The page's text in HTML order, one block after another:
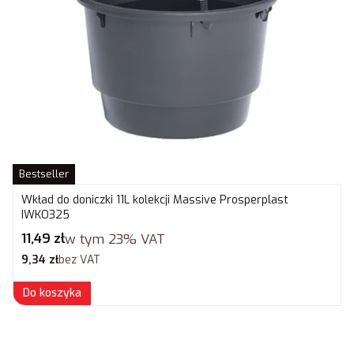
Bestseller
Wkład do doniczki 11L kolekcji Massive Prosperplast
IWKO325
Cena brutto
11,49 złw tym 23% VAT
Cena netto
9,34 złbez VAT
Do koszyka